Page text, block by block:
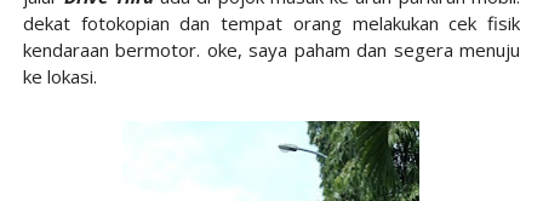
dekat fotokopian dan tempat orang melakukan cek fisik
kendaraan bermotor. oke, saya paham dan segera menuju
ke lokasi.